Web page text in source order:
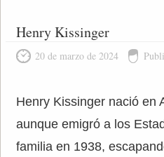
Henry Kissinger
20 de marzo de 2024
Henry Kissinger nació en
aunque emigró a los
familia en 1938,